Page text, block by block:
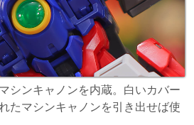
シンキャノンを内蔵。白いカバー
たマシンキャノンを引き出せば使